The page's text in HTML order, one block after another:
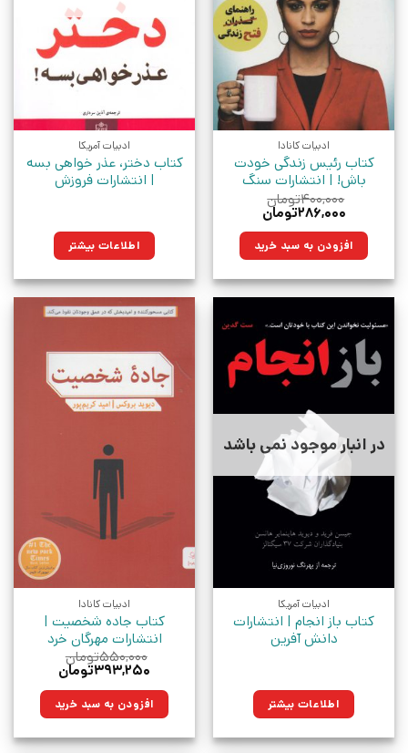
ادبیات کانادا
کتاب رئیس زندگی خودت
باش! | انتشارات سنگ
۴۰۰,۰۰۰تومان
قیمت
۴۰۰,۰۰۰تومان
بود.
۲۸۶,۰۰۰تومان
۲۸۶,۰۰۰تومان.افزودن به سبد خرید
ادبیات آمریکا
کتاب دختر، عذر خواهی بسه
| انتشارات فروزش
اطلاعات بیشتر
در انبار موجود نمی باشد
ادبیات آمریکا
کتاب باز انجام | انتشارات
دانش آفرین
اطلاعات بیشتر
ادبیات کانادا
کتاب جاده شخصیت |
انتشارات مهرگان خرد
۵۵۰,۰۰۰تومان
قیمت
۵۵۰,۰۰۰تومان
بود.
۳۹۳,۲۵۰تومان
۳۹۳,۲۵۰تومان.افزودن به سبد خرید